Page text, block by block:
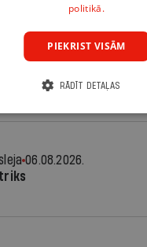
partija palika nesodīta
reklāmas kampaņu
06.08.2026.
politikā.
PIEKRIST VISĀM
RĀDĪT DETAĻAS